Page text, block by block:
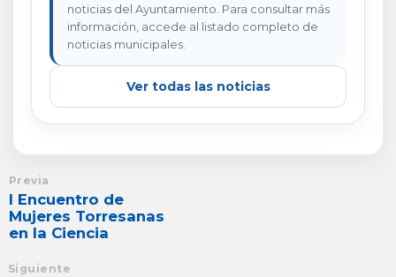
noticias del Ayuntamiento. Para consultar más
información, accede al listado completo de
noticias municipales.
Ver todas las noticias
Previa
I Encuentro de
Mujeres Torresanas
en la Ciencia
Siguiente